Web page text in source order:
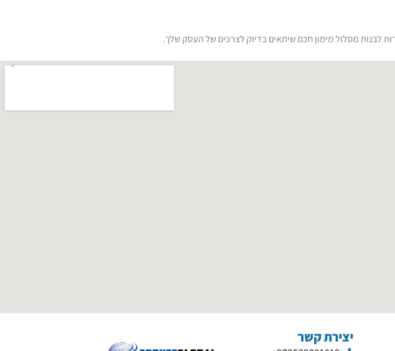
לבנות מסלול מימון חכם שיתאים בדיוק לצרכים של העסק שלך.
יצירת קשר